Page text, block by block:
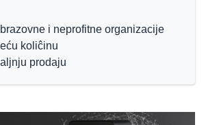
i neprofitne organizacije
koliĉinu
prodaju